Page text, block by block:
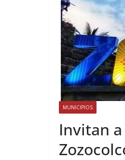
MUNICIPIOS
Invitan